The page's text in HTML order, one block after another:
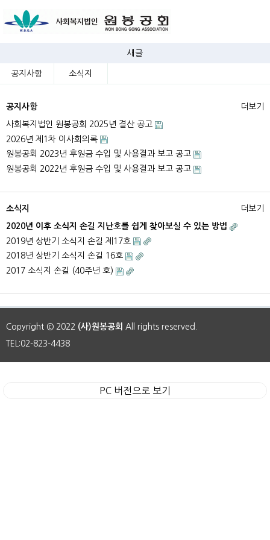
새글
공지사항 소식지
공지사항
사회복지법인 원봉공회 2025년 결산 공고
2026년 제1차 이사회의록
원봉공회 2023년 후원금 수입 및 사용결과 보고 공고
원봉공회 2022년 후원금 수입 및 사용결과 보고 공고
더보기
소식지
2020년 이후 소식지 손길 지난호를 쉽게 찾아보실 수 있는 방법
2019년 상반기 소식지 손길 제17호
2018년 상반기 소식지 손길 16호
2017 소식지 손길 (40주년 호)
더보기
Copyright © 2022 (사)원봉공회 All rights reserved.
TEL:02-823-4438
PC 버전으로 보기